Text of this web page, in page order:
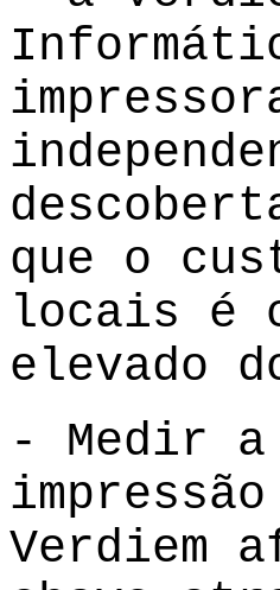
que o
locais é
elevado
- Medir
Verdiem